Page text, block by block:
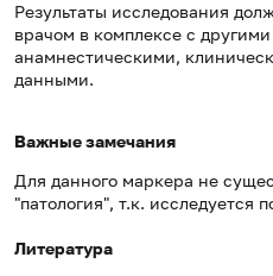
Результаты исследования
врачом в комплексе с
анамнестическими,
данными.
Важные замечания
Для данного маркера не
"патология", т.к. исследуется
Литература